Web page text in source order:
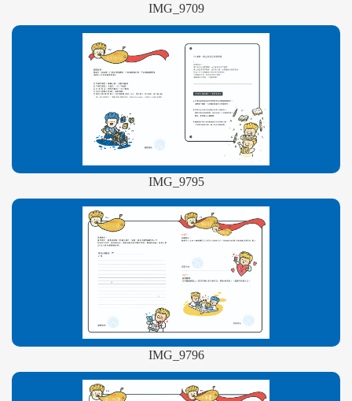
IMG_9709
IMG_9795
IMG_9796